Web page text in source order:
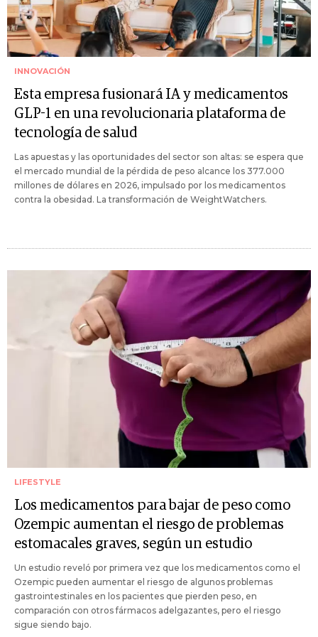
INNOVACIÓN
Esta empresa fusionará IA y medicamentos
GLP-1 en una revolucionaria plataforma de
tecnología de salud
Las apuestas y las oportunidades del sector son altas: se espera que
el mercado mundial de la pérdida de peso alcance los 377.000
millones de dólares en 2026, impulsado por los medicamentos
contra la obesidad. La transformación de WeightWatchers.
LIFESTYLE
Los medicamentos para bajar de peso como
Ozempic aumentan el riesgo de problemas
estomacales graves, según un estudio
Un estudio reveló por primera vez que los medicamentos como el
Ozempic pueden aumentar el riesgo de algunos problemas
gastrointestinales en los pacientes que pierden peso, en
comparación con otros fármacos adelgazantes, pero el riesgo
sigue siendo bajo.